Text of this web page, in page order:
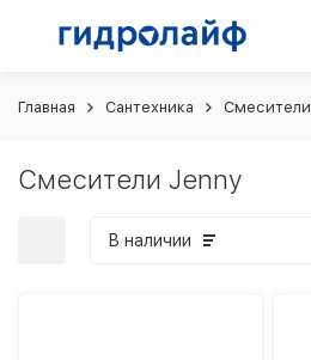
Главная Сантехника Смесители
Смесители Jenny
В наличии